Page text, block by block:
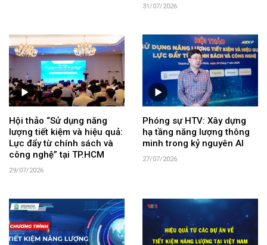
31/07/2026
Hội thảo “Sử dụng năng
lượng tiết kiệm và hiệu quả:
Lực đẩy từ chính sách và
công nghệ” tại TP.HCM
29/07/2026
Phóng sự HTV: Xây dựng
hạ tầng năng lượng thông
minh trong kỷ nguyên AI
27/07/2026